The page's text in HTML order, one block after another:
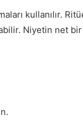
kullanılır.
Niyetin net bir